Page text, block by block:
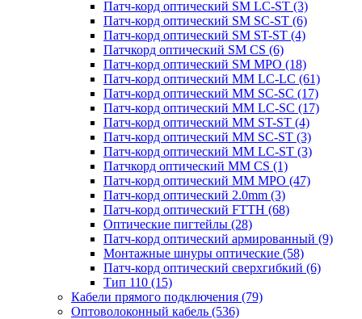
Патч-корд оптический SM LC-ST (3)
Патч-корд оптический SM SC-ST (6)
Патч-корд оптический SM ST-ST (4)
Патчкорд оптический SM CS (6)
Патч-корд оптический SM MPO (18)
Патч-корд оптический MM LC-LC (61)
Патч-корд оптический MM SC-SC (17)
Патч-корд оптический MM LC-SC (17)
Патч-корд оптический MM ST-ST (4)
Патч-корд оптический MM SC-ST (3)
Патч-корд оптический MM LC-ST (3)
Патчкорд оптический MM CS (1)
Патч-корд оптический MM MPO (47)
Патч-корд оптический 2.0mm (3)
Патч-корд оптический FTTH (68)
Оптические пигтейлы (28)
Патч-корд оптический армированный (9)
Монтажные шнуры оптические (58)
Патч-корд оптический сверхгибкий (6)
Тип 110 (15)
Кабели прямого подключения (79)
Оптоволоконный кабель (536)